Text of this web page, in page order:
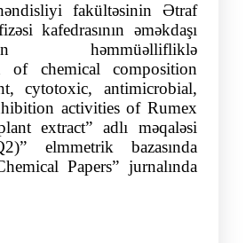
fakültəsinin Ətraf
kafedrasının əməkdaşı
həmmüəllifliklə
of chemical composition
cytotoxic, antimicrobial,
activities of Rumex
extract” adlı məqaləsi
elmmetrik bazasında
Papers” jurnalında